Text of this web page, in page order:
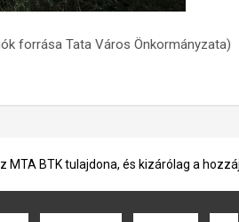
forrása Tata Város Önkormányzata)
MTA BTK tulajdona, és kizárólag a